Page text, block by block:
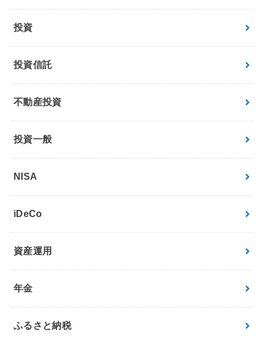
投資
投資信託
不動産投資
投資一般
NISA
iDeCo
資産運用
年金
ふるさと納税